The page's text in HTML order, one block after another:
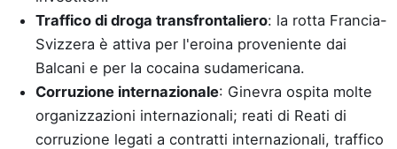
Traffico di droga transfrontaliero: la rotta Francia-
Svizzera è attiva per l'eroina proveniente dai
Balcani e per la cocaina sudamericana.
Corruzione internazionale: Ginevra ospita molte
organizzazioni internazionali; reati di Reati di
corruzione legati a contratti internazionali, traffico